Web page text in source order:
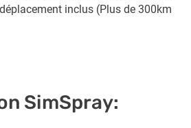
inclus (Plus de 300km
SimSpray: